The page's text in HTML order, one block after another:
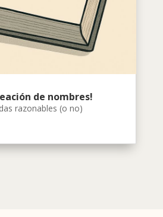
de nombres!
razonables (o no)